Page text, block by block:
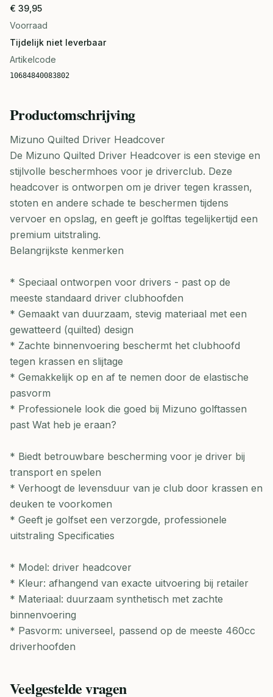
€ 39,95
Voorraad
Tijdelijk niet leverbaar
Artikelcode
10684840083802
Productomschrijving
Mizuno Quilted Driver Headcover
De Mizuno Quilted Driver Headcover is een stevige en
stijlvolle beschermhoes voor je driverclub. Deze
headcover is ontworpen om je driver tegen krassen,
stoten en andere schade te beschermen tijdens
vervoer en opslag, en geeft je golftas tegelijkertijd een
premium uitstraling.
Belangrijkste kenmerken
* Speciaal ontworpen voor drivers - past op de
meeste standaard driver clubhoofden
* Gemaakt van duurzaam, stevig materiaal met een
gewatteerd (quilted) design
* Zachte binnenvoering beschermt het clubhoofd
tegen krassen en slijtage
* Gemakkelijk op en af te nemen door de elastische
pasvorm
* Professionele look die goed bij Mizuno golftassen
past Wat heb je eraan?
* Biedt betrouwbare bescherming voor je driver bij
transport en spelen
* Verhoogt de levensduur van je club door krassen en
deuken te voorkomen
* Geeft je golfset een verzorgde, professionele
uitstraling Specificaties
* Model: driver headcover
* Kleur: afhangend van exacte uitvoering bij retailer
* Materiaal: duurzaam synthetisch met zachte
binnenvoering
* Pasvorm: universeel, passend op de meeste 460cc
driverhoofden
Veelgestelde vragen